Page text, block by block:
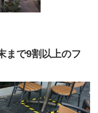
まで9割以上のフ